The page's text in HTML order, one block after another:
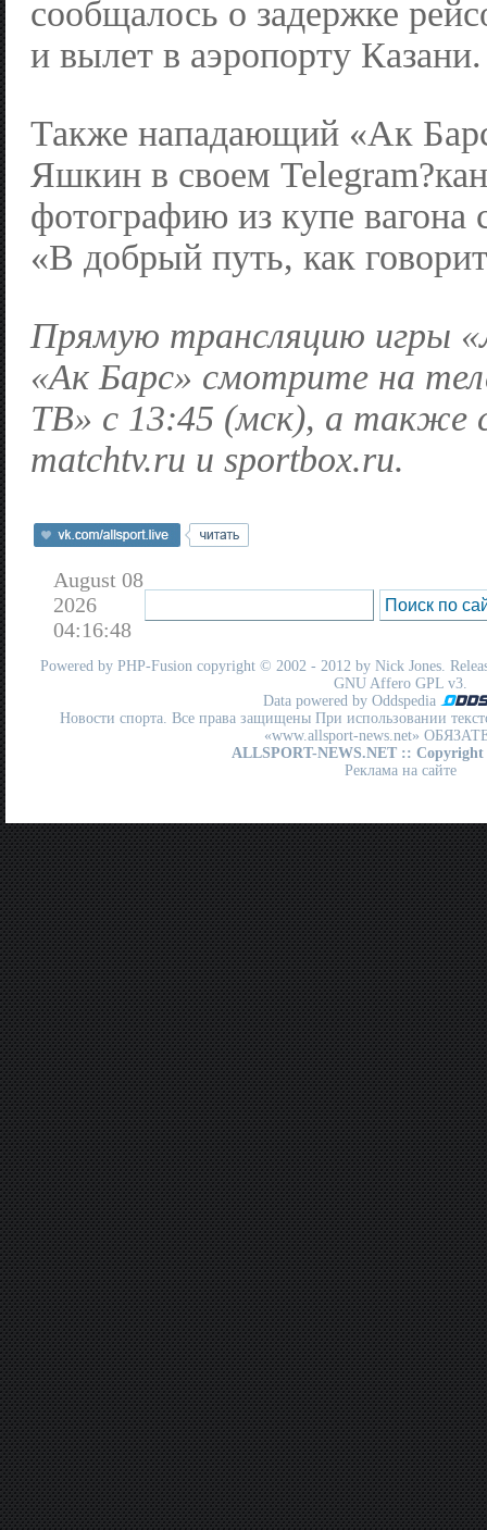
сообщалось о задержке
и вылет в аэропорту Казани.
Также нападающий «Ак
Яшкин в своем
фотографию из купе вагона
«В добрый путь, как
Прямую трансляцию игры
«Ак Барс» смотрите на
ТВ» с 13:45 (мск), а также
matchtv.ru и sportbox.ru.
August 08
2026
04:16:48
Powered by PHP-Fusion copyright © 2002 - 2012 by Nick Jones.
GNU Affero GPL v3.
Data powered by Oddspedia
Новости спорта. Все права защищены При использовании
«www.allsport-news.net»
ALLSPORT-NEWS.NET :: Copyright
Реклама на сайте